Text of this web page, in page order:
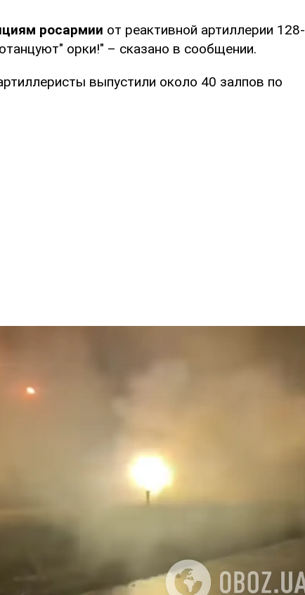
росармии от реактивной артиллерии 128-
орки!" – сказано в сообщении.
выпустили около 40 залпов по